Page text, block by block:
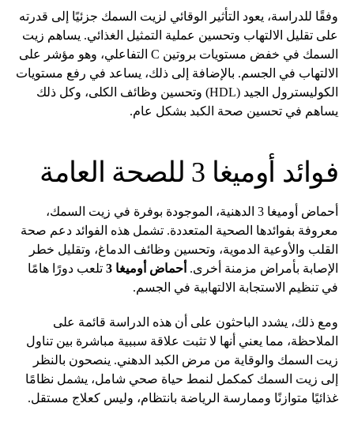
وفقًا للدراسة، يعود التأثير الوقائي لزيت السمك جزئيًا إلى قدرته
على تقليل الالتهاب وتحسين عملية التمثيل الغذائي. يساهم زيت
السمك في خفض مستويات بروتين C التفاعلي، وهو مؤشر على
الالتهاب في الجسم. بالإضافة إلى ذلك، يساعد في رفع مستويات
الكوليسترول الجيد (HDL) وتحسين وظائف الكلى، وكل ذلك
يساهم في تحسين صحة الكبد بشكل عام.
فوائد أوميغا 3 للصحة العامة
أحماض أوميغا 3 الدهنية، الموجودة بوفرة في زيت السمك،
معروفة بفوائدها الصحية المتعددة. تشمل هذه الفوائد دعم صحة
القلب والأوعية الدموية، وتحسين وظائف الدماغ، وتقليل خطر
الإصابة بأمراض مزمنة أخرى. أحماض أوميغا 3
تلعب دورًا هامًا
في تنظيم الاستجابة الالتهابية في الجسم.
ومع ذلك، يشدد الباحثون على أن هذه الدراسة قائمة على
الملاحظة، مما يعني أنها لا تثبت علاقة سببية مباشرة بين تناول
زيت السمك والوقاية من مرض الكبد الدهني. ينصحون بالنظر
إلى زيت السمك كمكمل لنمط حياة صحي شامل، يشمل نظامًا
غذائيًا متوازنًا وممارسة الرياضة بانتظام، وليس كعلاج مستقل.